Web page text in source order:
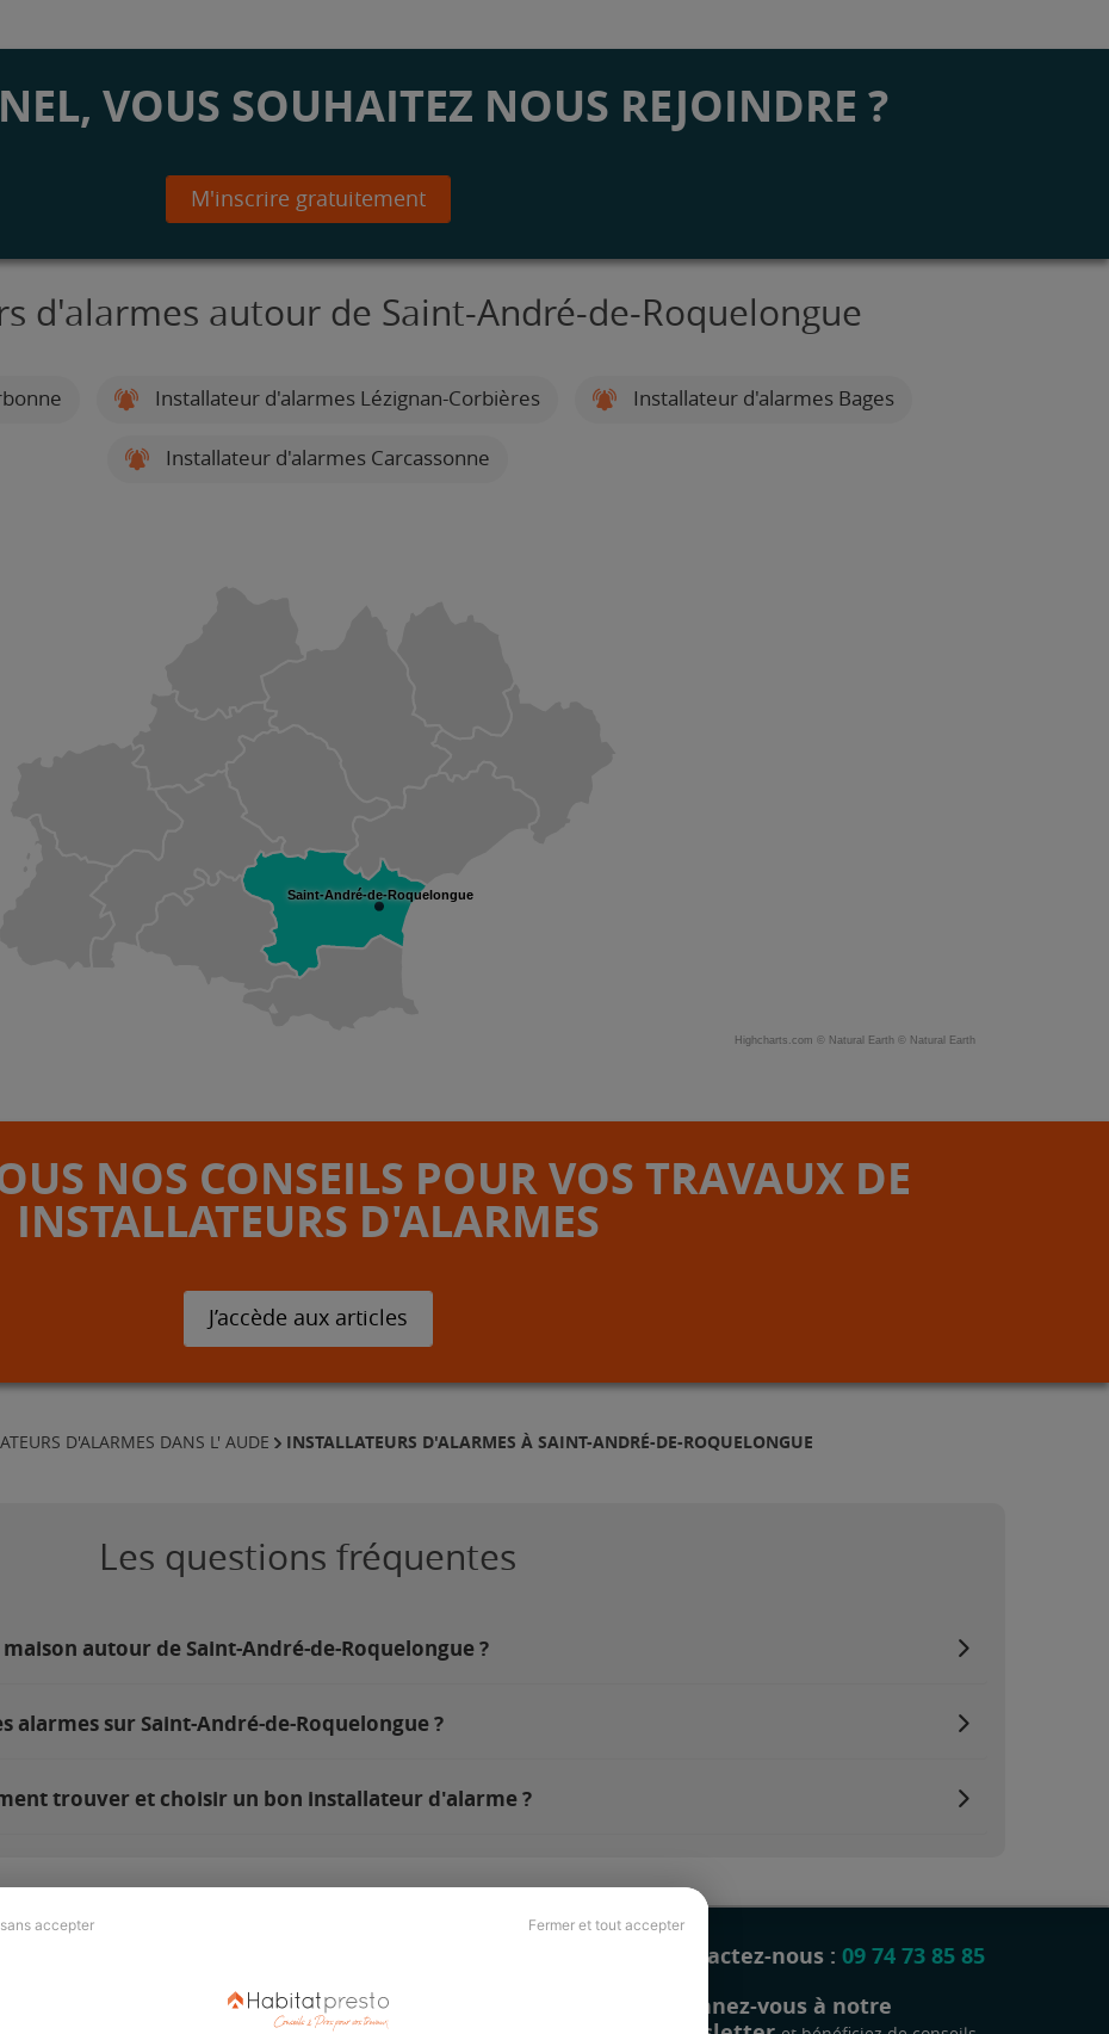
accepter Fermer et tout accepter
VOUS SOUHAITEZ NOUS REJOINDRE ?
M'inscrire gratuitement
d'alarmes autour de Saint-André-de-Roquelongue
Installateur d'alarmes Lézignan-Corbières Installateur d'alarmes Bages
Installateur d'alarmes Carcassonne
Saint-André-de-Roquelongue
Highcharts.com © Natural Earth © Natural Earth
NOS CONSEILS POUR VOS TRAVAUX DE
INSTALLATEURS D'ALARMES
J’accède aux articles
D'ALARMES DANS L' AUDE INSTALLATEURS D'ALARMES À SAINT-ANDRÉ-DE-ROQUELONGUE
Les questions fréquentes
autour de Saint-André-de-Roquelongue ?
alarmes sur Saint-André-de-Roquelongue ?
trouver et choisir un bon installateur d'alarme ?
Revue de presse
Contactez-nous : 09 74 73 85 85
Abonnez-vous à notre